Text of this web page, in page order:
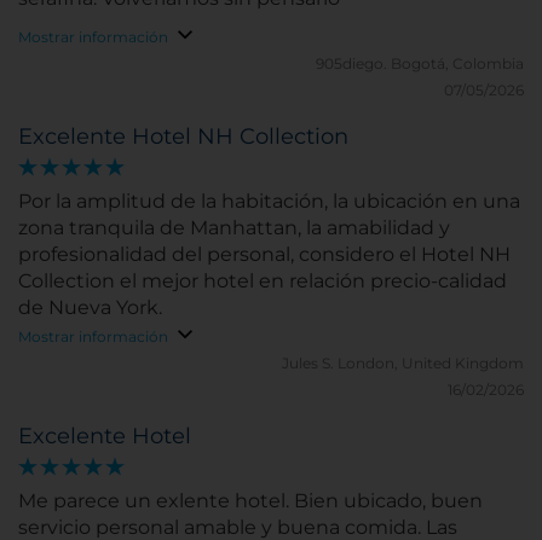
Mostrar información
905diego.
Bogotá, Colombia
07/05/2026
Excelente Hotel NH Collection
Por la amplitud de la habitación, la ubicación en una
zona tranquila de Manhattan, la amabilidad y
profesionalidad del personal, considero el Hotel NH
Collection el mejor hotel en relación precio-calidad
de Nueva York.
Mostrar información
Jules S.
London, United Kingdom
16/02/2026
Excelente Hotel
Me parece un exlente hotel. Bien ubicado, buen
servicio personal amable y buena comida. Las